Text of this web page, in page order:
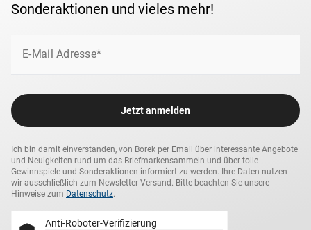
Sonderaktionen und vieles mehr!
E-Mail Adresse*
Jetzt anmelden
Ich bin damit einverstanden, von Borek per Email über interessante Angebote
und Neuigkeiten rund um das Briefmarkensammeln und über tolle
Gewinnspiele und Sonderaktionen informiert zu werden. Ihre Daten nutzen
wir ausschließlich zum Newsletter-Versand. Bitte beachten Sie unsere
Hinweise zum Datenschutz.
Anti-Roboter-Verifizierung